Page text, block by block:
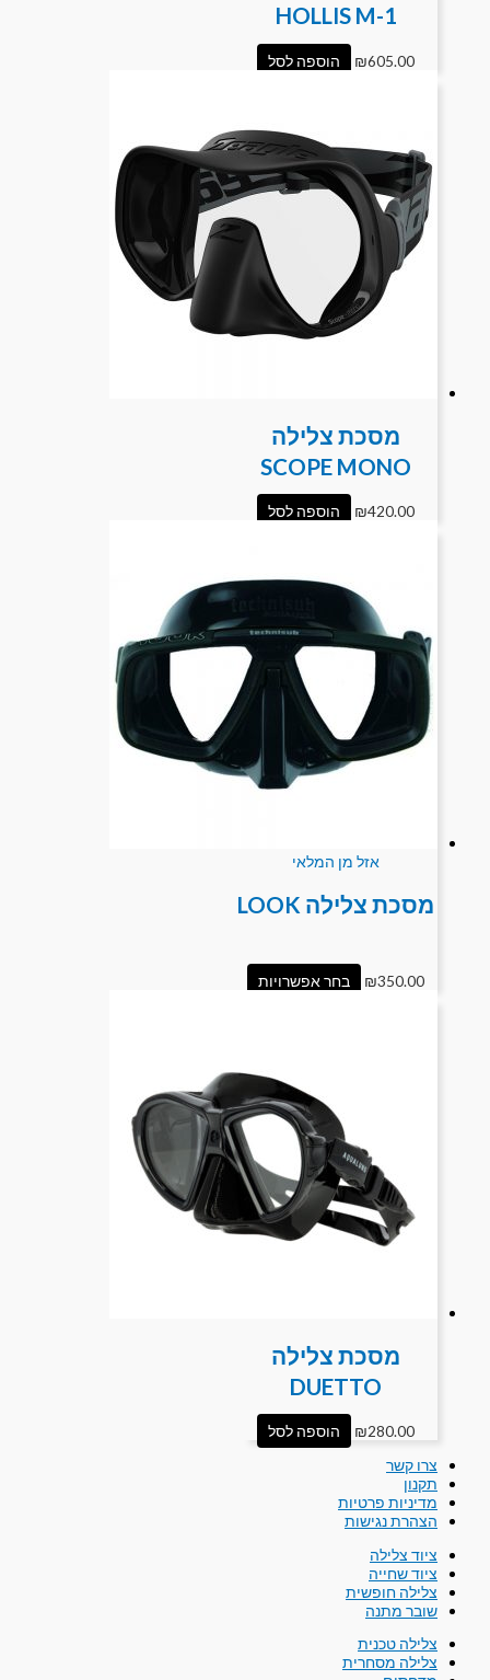
HOLLIS M-1
₪605.00 הוספה לסל
מסכת צלילה
SCOPE MONO
₪420.00 הוספה לסל
אזל מן המלאי
מסכת צלילה LOOK
₪350.00 בחר אפשרויות
מסכת צלילה
DUETTO
₪280.00
הוספה לסל
צרו קשר
תקנון
מדיניות פרטיות
הצהרת נגישות
ציוד צלילה
ציוד שחייה
צלילה חופשית
שובר מתנה
צלילה טכנית
צלילה מסחרית